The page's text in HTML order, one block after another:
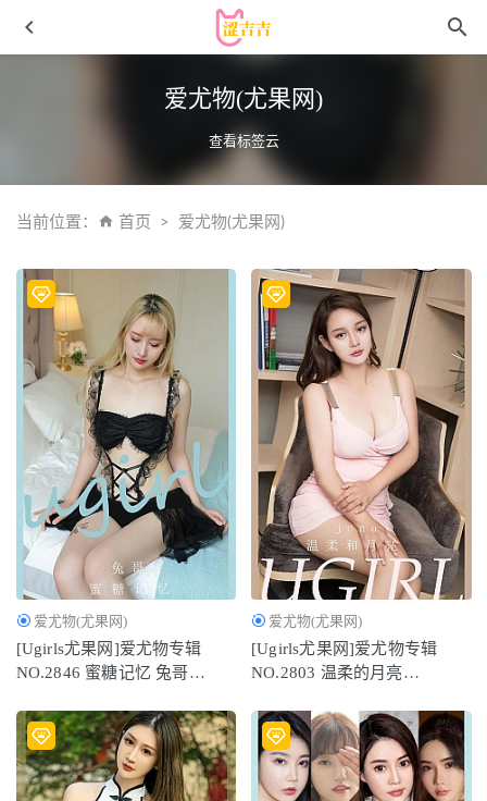
爱尤物(尤果网)
查看标签云
当前位置： 首页 爱尤物(尤果网)
爱尤物(尤果网)
[Ugirls尤果网]爱尤物专辑
NO.2846 蜜糖记忆 兔哥
爱尤物(尤果网)
[Ugirls尤果网]爱尤物专辑
NO.2803 温柔的月亮
yuuhui玉汇 – NO.55 竞泳机器人女友 [101P-2.55G] 2024-06-
[Xiuren秀人网]2023.12.05 NO.7761 草莓mm[66+1P/652MB]
2024-05-23
[XIAOYU语画界]2021.12.22 VOL.681 郑颖姗Bev[77+1P／
655MB] 2023-01-07
[Xiuren秀人网]2024.08.13 NO.9009 安然anran[80+1P/772MB]
2024-11-29
[Xiuren秀人网]2025.08.01 NO.10609 小芭乐[80P/936MB]
2026-03-13